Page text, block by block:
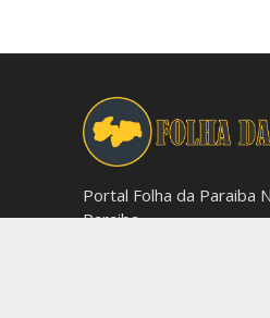
Portal Folha da Paraiba
Paraiba